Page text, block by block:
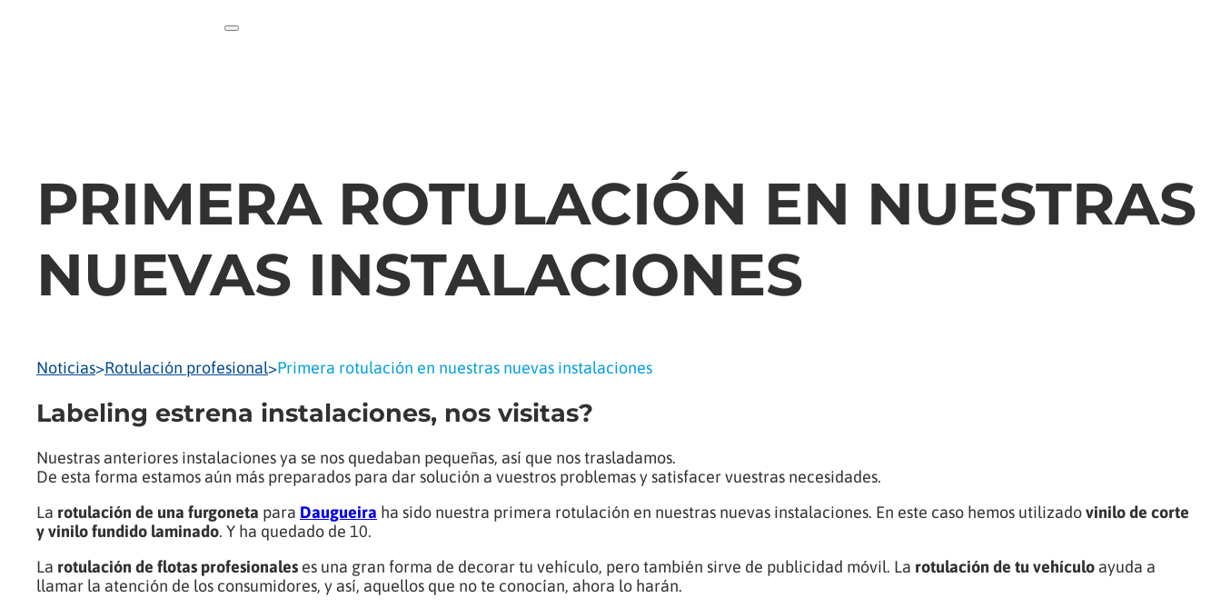
PRIMERA ROTULACIÓN EN NUESTRAS
NUEVAS INSTALACIONES
Noticias>Rotulación profesional>Primera rotulación en nuestras nuevas instalaciones
Labeling estrena instalaciones, nos visitas?
Nuestras anteriores instalaciones ya se nos quedaban pequeñas, así que nos trasladamos.
De esta forma estamos aún más preparados para dar solución a vuestros problemas y satisfacer vuestras necesidades.
La rotulación de una furgoneta para Daugueira ha sido nuestra primera rotulación en nuestras nuevas instalaciones. En este caso hemos utilizadovinilo de corte
y vinilo fundido laminado. Y ha quedado de 10.
La rotulación de flotas profesionales es una gran forma de decorar tu vehículo, pero también sirve de publicidad móvil. La rotulación de tu vehículo ayuda a
llamar la atención de los consumidores, y así, aquellos que no te conocían, ahora lo harán.